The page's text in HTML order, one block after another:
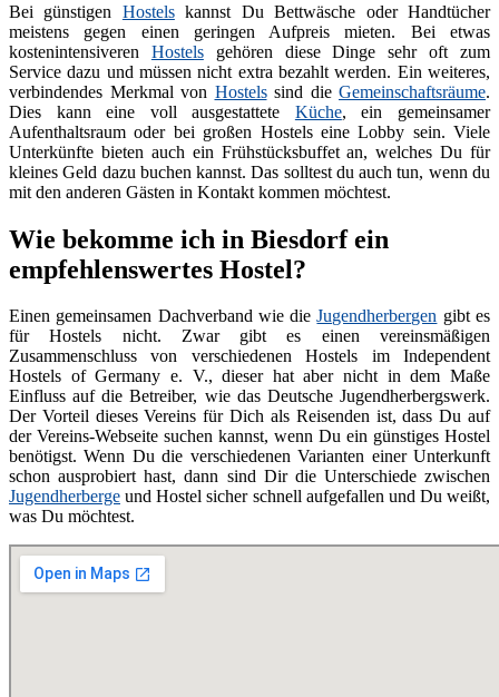
Bei günstigen Hostelskannst Du Bettwäsche oder Handtücher
meistens gegen einen geringen Aufpreis mieten. Bei etwas
kostenintensiveren Hostelsgehören diese Dinge sehr oft zum
Service dazu und müssen nicht extra bezahlt werden. Ein weiteres,
verbindendes Merkmal von Hostelssind die Gemeinschaftsräume.
Dies kann eine voll ausgestattete Küche, ein gemeinsamer
Aufenthaltsraum oder bei großen Hostels eine Lobby sein. Viele
Unterkünfte bieten auch ein Frühstücksbuffet an, welches Du für
kleines Geld dazu buchen kannst. Das solltest du auch tun, wenn du
mit den anderen Gästen in Kontakt kommen möchtest.
Wie bekomme ich in Biesdorf ein
empfehlenswertes Hostel?
Einen gemeinsamen Dachverband wie dieJugendherbergen gibt es
für Hostels nicht. Zwar gibt es einen vereinsmäßigen
Zusammenschluss von verschiedenen Hostels im Independent
Hostels of Germany e. V., dieser hat aber nicht in dem Maße
Einfluss auf die Betreiber, wie das Deutsche Jugendherbergswerk.
Der Vorteil dieses Vereins für Dich als Reisenden ist, dass Du auf
der Vereins-Webseite suchen kannst, wenn Du ein günstiges Hostel
benötigst. Wenn Du die verschiedenen Varianten einer Unterkunft
schon ausprobiert hast, dann sind Dir die Unterschiede zwischen
Jugendherberge und Hostel sicher schnell aufgefallen und Du weißt,
was Du möchtest.